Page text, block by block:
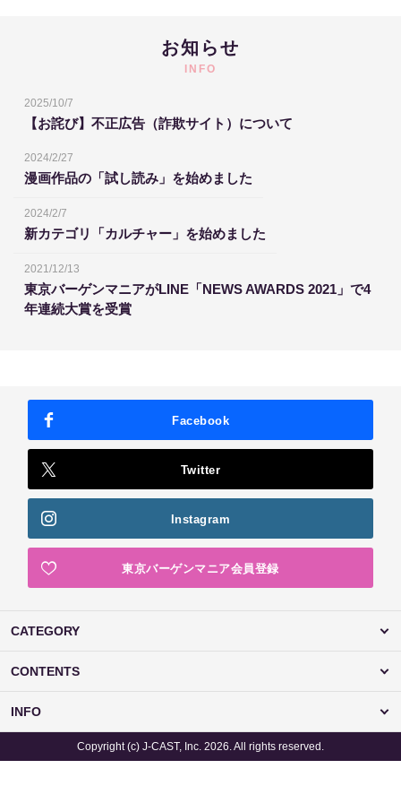
お知らせ
INFO
2025/10/7
【お詫び】不正広告（詐欺サイト）について
2024/2/27
漫画作品の「試し読み」を始めました
2024/2/7
新カテゴリ「カルチャー」を始めました
2021/12/13
東京バーゲンマニアがLINE「NEWS AWARDS 2021」で4
年連続大賞を受賞
Facebook
Twitter
Instagram
東京バーゲンマニア会員登録
CATEGORY
CONTENTS
INFO
Copyright (c) J-CAST, Inc. 2026. All rights reserved.